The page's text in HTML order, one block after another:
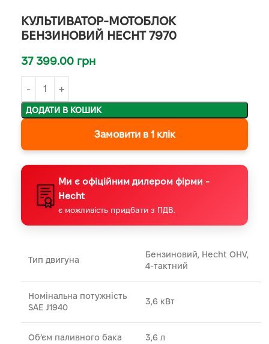
КУЛЬТИВАТОР-МОТОБЛОК
БЕНЗИНОВИЙ HECHT 7970
37 399.00 грн
ДОДАТИ В КОШИК
Замовити в 1 клік
Ми є офіційним дилером фірми -
Hecht
є можливість придбати з ПДВ.
Тип двигуна
Бензиновий, Hecht OHV,
4-тактний
Номінальна потужність
SAE J1940
3,6 кВт
Об’єм паливного бака 3,6 л